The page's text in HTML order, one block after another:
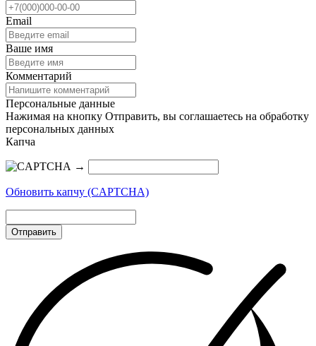
Email
Ваше имя
Комментарий
Персональные данные
Нажимая на кнопку Отправить, вы соглашаетесь на обработку
персональных данных
Капча
→
Обновить капчу (CAPTCHA)
Отправить